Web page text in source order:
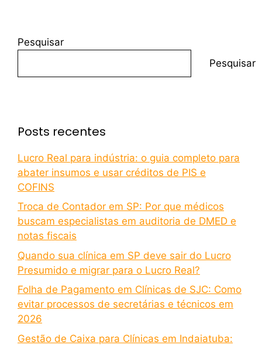
Pesquisar
Pesquisar
Posts recentes
Lucro Real para indústria: o guia completo para
abater insumos e usar créditos de PIS e
COFINS
Troca de Contador em SP: Por que médicos
buscam especialistas em auditoria de DMED e
notas fiscais
Quando sua clínica em SP deve sair do Lucro
Presumido e migrar para o Lucro Real?
Folha de Pagamento em Clínicas de SJC: Como
evitar processos de secretárias e técnicos em
2026
Gestão de Caixa para Clínicas em Indaiatuba: